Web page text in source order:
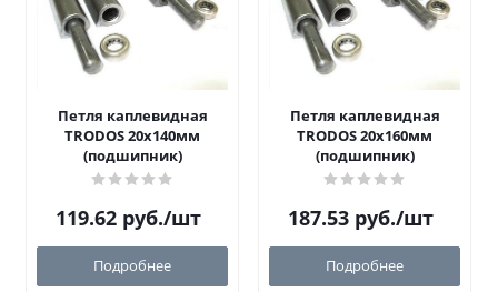
Петля каплевидная
TRODOS 20х140мм
(подшипник)
119.62 руб./шт
Подробнее
Петля каплевидная
TRODOS 20х160мм
(подшипник)
187.53 руб./шт
Подробнее